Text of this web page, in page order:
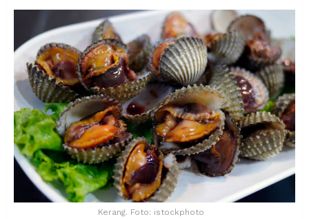
Kerang. Foto: istockphoto